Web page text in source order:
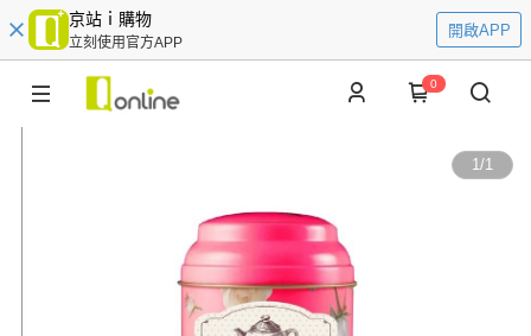
京站ｉ購物
立刻使用官方APP
開啟APP
0
1/1